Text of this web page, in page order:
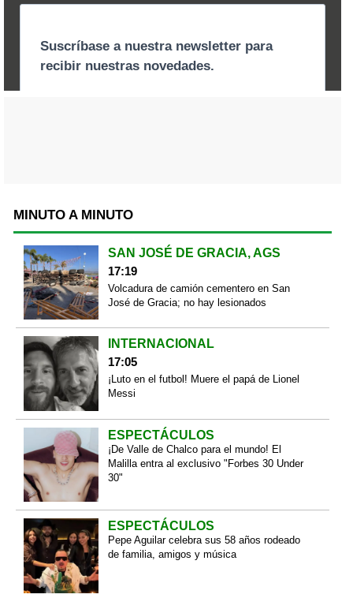
MINUTO A MINUTO
SAN JOSÉ DE GRACIA, AGS
17:19
Volcadura de camión cementero en San
José de Gracia; no hay lesionados
INTERNACIONAL
17:05
¡Luto en el futbol! Muere el papá de Lionel
Messi
ESPECTÁCULOS
¡De Valle de Chalco para el mundo! El
Malilla entra al exclusivo "Forbes 30 Under
30"
ESPECTÁCULOS
Pepe Aguilar celebra sus 58 años rodeado
de familia, amigos y música